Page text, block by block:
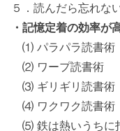
５．読んだら忘れな
・記憶定着の効率が
⑴ パラパラ読書術
⑵ ワープ読書術
⑶ ギリギリ読書術
⑷ ワクワク読書術
⑸ 鉄は熱いうちに